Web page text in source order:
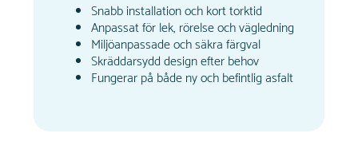
Snabb installation och kort torktid
Anpassat för lek, rörelse och vägledning
Miljöanpassade och säkra färgval
Skräddarsydd design efter behov
Fungerar på både ny och befintlig asfalt